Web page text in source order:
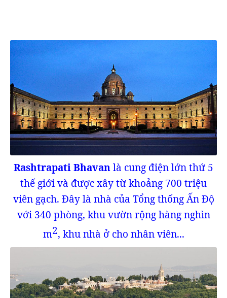
Rashtrapati Bhavanlà cung điện lớn thứ 5
thế giới và được xây từ khoảng 700 triệu
viên gạch. Đây là nhà của Tổng thống Ấn Độ
với 340 phòng, khu vườn rộng hàng nghìn
m2, khu nhà ở cho nhân viên...